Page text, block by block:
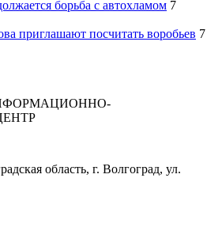
борьба с автохламом 7
приглашают посчитать воробьев 7
область, г. Волгоград, ул.